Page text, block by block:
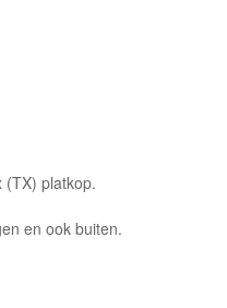
(TX) platkop.
en ook buiten.